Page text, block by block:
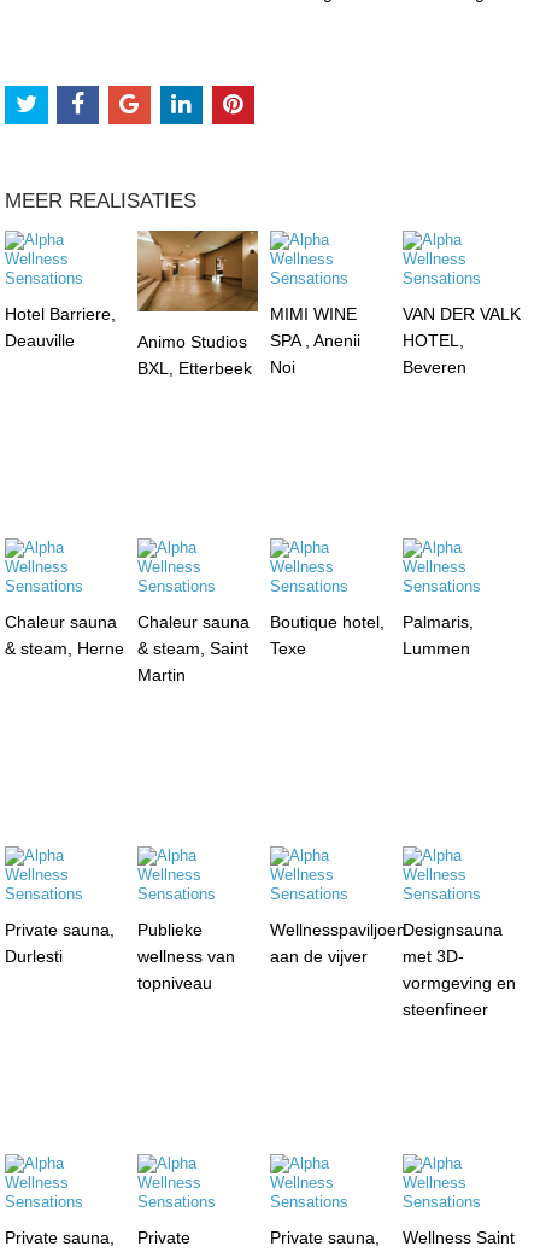
MEER REALISATIES
Hotel Barriere,
Deauville
Animo Studios
BXL, Etterbeek
MIMI WINE
SPA , Anenii
Noi
VAN DER VALK
HOTEL,
Beveren
Chaleur sauna
& steam, Herne
Chaleur sauna
& steam, Saint
Martin
Boutique hotel,
Texe
Palmaris,
Lummen
Private sauna,
Durlesti
Publieke
wellness van
topniveau
Wellnesspaviljoen
aan de vijver
Designsauna
met 3D-
vormgeving en
steenfineer
Private sauna,
Private
Private sauna,
Wellness Saint